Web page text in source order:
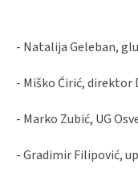
- Natalija Geleban,
- Miško Ćirić, direktor
- Marko Zubić, UG
- Gradimir Filipović,